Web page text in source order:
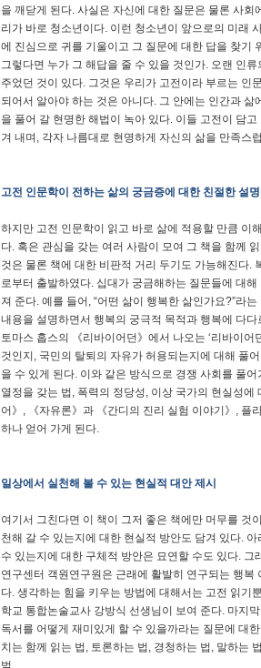
을 깨닫게 된다. 사실은 자신에 대한 질문은 물론 사
리가 바로 청소년이다. 이런 청소년이 앞으로의 미래
에 진심으로 귀를 기울이고 그 질문에 대한 답을 찾기
그렇다면 누가 그 해답을 줄 수 있을 것인가. 오랜 인
주었던 것이 있다. 그것은 우리가 고전이라 부르는 인
되어서 알아야 하는 것은 아니다. 그 안에는 인간과
을 풀어 갈 현명한 해법이 녹아 있다. 이들 고전이 담
겨 내며, 각자 나름대로 현명하게 자신의 삶을 만족스
고전 인문학이 전하는 삶의 궁금증에 대한 친절한 설명
하지만 고전 인문학이 읽고 바로 삶에 적용할 만큼 이
다. 혹은 관심을 갖는 여러 사람이 모여 그 책을 함께
것은 물론 책에 대한 비판적 거리 두기도 가능해진다.
로부터 출발하였다. 십대가 궁금해하는 질문들에 대
져 준다. 예를 들어, “어떤 삶이 행복한 삶인가요?”라
내용을 설명하면서 행복의 궁극적 목적과 행복에 다
토마스 홉스의 《리바이어던》에서 나오는 ‘리바이
것인지, 국민의 탈퇴의 자유가 허용되는지에 대해 풀
을 수 있게 된다. 이와 같은 방식으로 경쟁 사회를 풀
열정을 갖는 법, 폭력의 정당성, 이상 국가의 현실성
어》, 《자유론》과 《간디의 진리 실험 이야기》, 플
하나 얻어 가게 된다.
일상에서 실천해 볼 수 있는 현실적 대안 제시
여기서 그친다면 이 책이 그저 좋은 책에만 머무를 것
천해 갈 수 있는지에 대한 현실적 방안도 담겨 있다.
수 있는지에 대한 구체적 방안은 묘연할 수도 있다.
연구센터 객원연구원은 근래에 활발히 연구되는 행
다. 생각하는 힘을 키우는 방법에 대해서는 고전 읽기
학교 통합논술교사 강방식 선생님이 보여 준다. 마지
독서를 어떻게 재미있게 할 수 있을까라는 질문에 대
치는 함께 읽는 법, 토론하는 법, 경청하는 법, 말하는
벅